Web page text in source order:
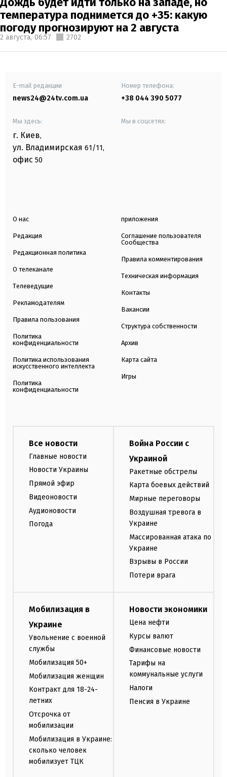
температура поднимется до +35: какую
погоду прогнозируют на 2 августа
2 августа, 06:57 2702
E-mail редакции
news24@24tv.com.ua
Номер телефона:
+38 044 390 5077
Мы здесь:
г. Киев,
ул. Владимирская 61/11,
офис 50
Мы в соцсетях:
О нас
Редакция
Редакционная политика
О телеканале
Телеведущие
Рекламодателям
Правила пользования
Политика
конфиденциальности
Политика использования
искусственного интеллекта
Политика
конфиденциальности
приложения
Соглашение пользователя
Сообщества
Правила комментирования
Техническая информация
Контакты
Вакансии
Структура собственности
Архив
Карта сайта
Игры
Все новости
Главные новости
Новости Украины
Прямой эфир
Видеоновости
Аудионовости
Погода
Война России с
Украиной
Ракетные обстрелы
Карта боевых действий
Мирные переговоры
Воздушная тревога в
Украине
Массированная атака по
Украине
Взрывы в России
Потери врага
Мобилизация в
Украине
Увольнение с военной
службы
Мобилизация 50+
Мобилизация женщин
Контракт для 18-24-
летних
Отсрочка от
мобилизации
Мобилизация в Украине:
сколько человек
мобилизует ТЦК
Новости экономики
Цена нефти
Курсы валют
Финансовые новости
Тарифы на
коммунальные услуги
Налоги
Пенсия в Украине